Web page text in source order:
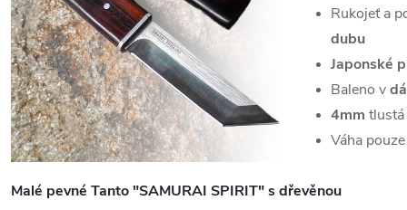
Rukojeť a
dubu
Japonské
Baleno v
4mm
Váha
Malé pevné Tanto "SAMURAI SPIRIT" s dřevěnou